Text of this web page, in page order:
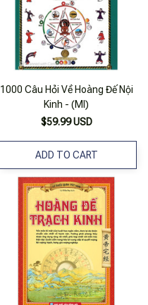
1000 Câu Hỏi Về Hoàng Đế Nội
Kinh - (Ml)
$59.99 USD
ADD TO CART